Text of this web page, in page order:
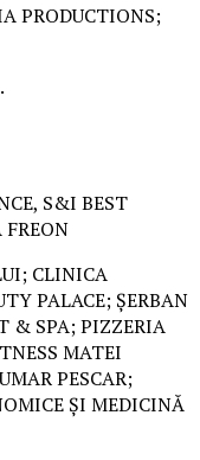
PRODUCTIONS;
S&I BEST
CLINICA
PALACE; ȘERBAN
& SPA; PIZZERIA
MATEI
PESCAR;
ȘI MEDICINĂ